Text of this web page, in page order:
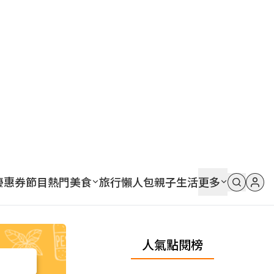
惠券節目熱門美食 旅行懶人包親子生活更多
人氣點閱榜